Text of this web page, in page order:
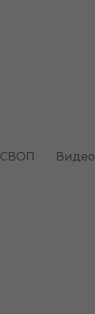
СВОП Видео